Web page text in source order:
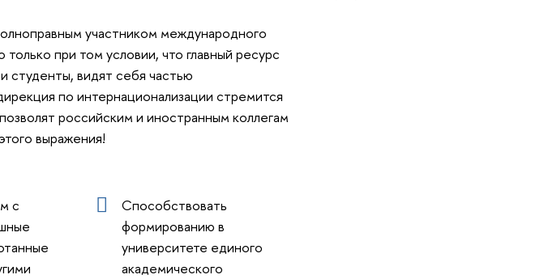
участником международного
при том условии, что главный ресурс
студенты, видят себя частью
по интернационализации стремится
российским и иностранным коллегам
выражения!
с
Способствовать
формированию в
университете единого
академического